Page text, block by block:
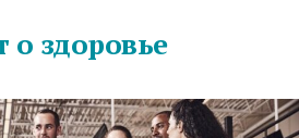
о здоровье